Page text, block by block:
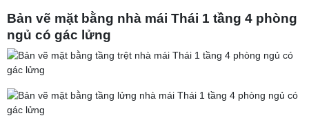
Bản vẽ mặt bằng nhà mái Thái 1 tầng 4 phòng
ngủ có gác lửng